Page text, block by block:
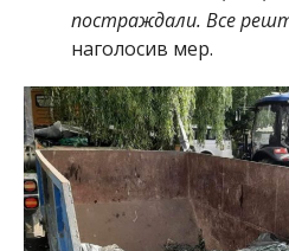
постраждали. Все
наголосив мер.